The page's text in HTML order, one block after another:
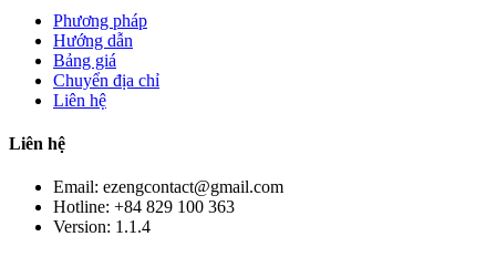
Phương pháp
Hướng dẫn
Bảng giá
Chuyển địa chỉ
Liên hệ
Liên hệ
Email: ezengcontact@gmail.com
Hotline: +84 829 100 363
Version: 1.1.4